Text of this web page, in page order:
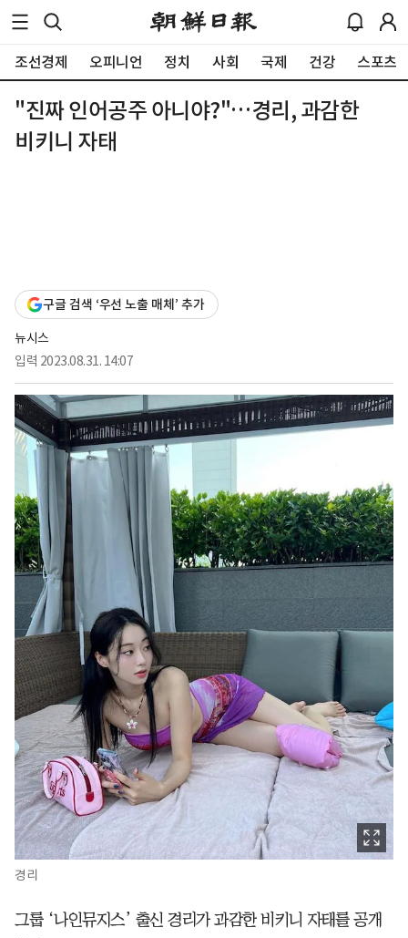
조선경제 오피니언 정치 사회 국제 건강 스포츠
"진짜 인어공주 아니야?"…경리, 과감한
비키니 자태
구글 검색 ‘우선 노출 매체’ 추가
뉴시스
입력 2023.08.31. 14:07
경리
그룹 ‘나인뮤지스’ 출신 경리가 과감한 비키니 자태를 공개